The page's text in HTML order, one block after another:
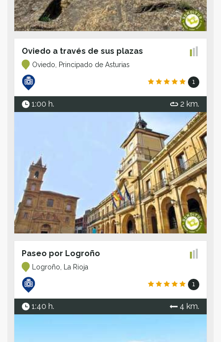
Oviedo a través de sus plazas
Oviedo, Principado de Asturias
1
1:00 h. 2 km.
Paseo por Logroño
Logroño, La Rioja
1
1:40 h. 4 km.